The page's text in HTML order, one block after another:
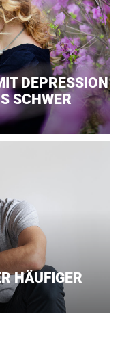
DEPRESSION
SCHWER
HÄUFIGER